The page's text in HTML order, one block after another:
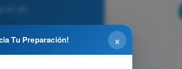
A3
capaz de demostrar que
×
Tu Preparación!